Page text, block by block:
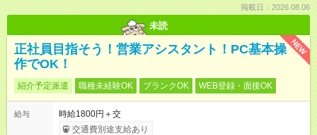
掲載日：2026.08.06
未読
NEW
正社員目指そう！営業アシスタント！PC基本操
作でOK！
紹介予定派遣 職種未経験OK ブランクOK WEB登録・面接OK
給与
時給1800円＋交
交通費別途支給あり